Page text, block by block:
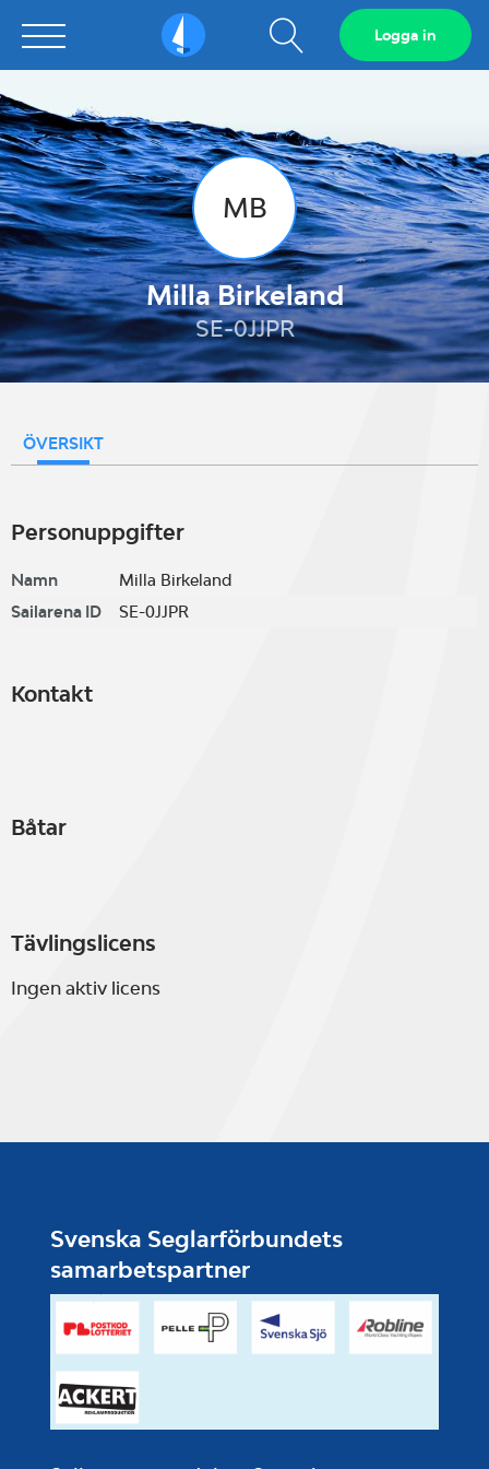
Sailarena Visa
sökfält
Logga in
MB
Milla Birkeland
SE-0JJPR
ÖVERSIKT
Personuppgifter
Namn
Milla Birkeland
Sailarena ID
SE-0JJPR
Kontakt
Båtar
Tävlingslicens
Ingen aktiv licens
Svenska Seglarförbundets
samarbetspartner